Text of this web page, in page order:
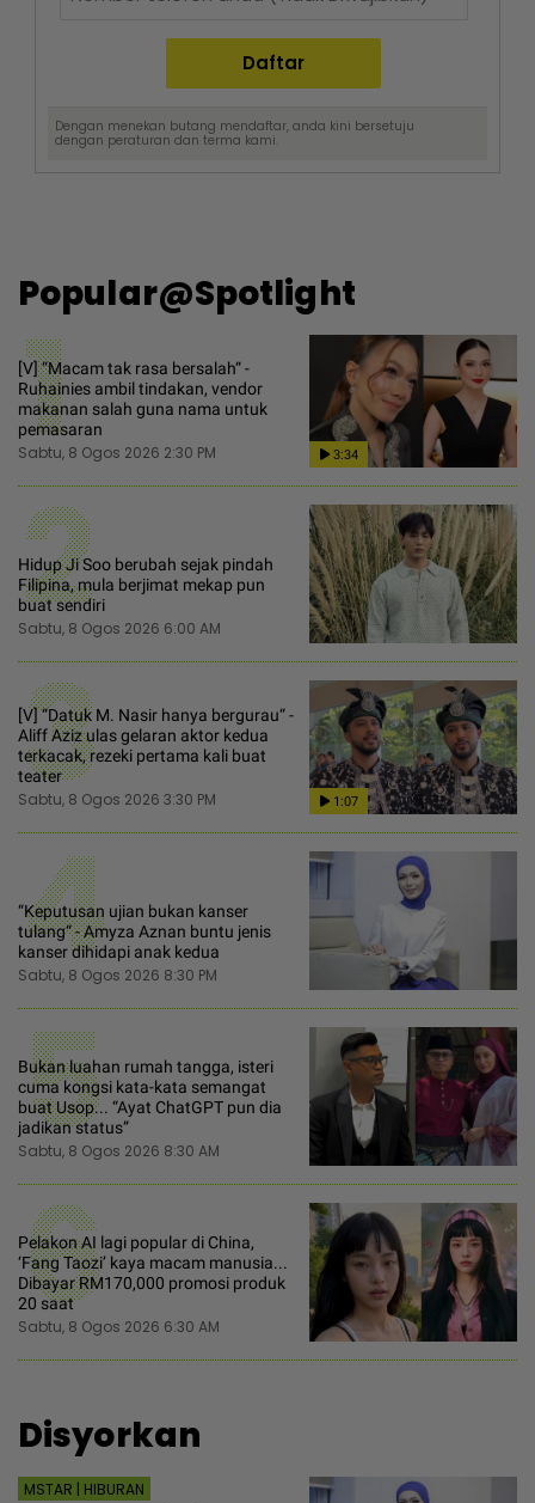
Dengan menekan butang mendaftar, anda kini bersetuju
dengan peraturan dan terma kami.
Popular@Spotlight
1
[V] “Macam tak rasa bersalah“ -
Ruhainies ambil tindakan, vendor
makanan salah guna nama untuk
pemasaran
Sabtu, 8 Ogos 2026 2:30 PM 3:34
2
Hidup Ji Soo berubah sejak pindah
Filipina, mula berjimat mekap pun
buat sendiri
Sabtu, 8 Ogos 2026 6:00 AM
3
[V] “Datuk M. Nasir hanya bergurau“ -
Aliff Aziz ulas gelaran aktor kedua
terkacak, rezeki pertama kali buat
teater
Sabtu, 8 Ogos 2026 3:30 PM 1:07
4
“Keputusan ujian bukan kanser
tulang“ - Amyza Aznan buntu jenis
kanser dihidapi anak kedua
Sabtu, 8 Ogos 2026 8:30 PM
5
Bukan luahan rumah tangga, isteri
cuma kongsi kata-kata semangat
buat Usop... “Ayat ChatGPT pun dia
jadikan status”
Sabtu, 8 Ogos 2026 8:30 AM
6
Pelakon AI lagi popular di China,
‘Fang Taozi’ kaya macam manusia...
Dibayar RM170,000 promosi produk
20 saat
Sabtu, 8 Ogos 2026 6:30 AM
Disyorkan
MSTAR | HIBURAN